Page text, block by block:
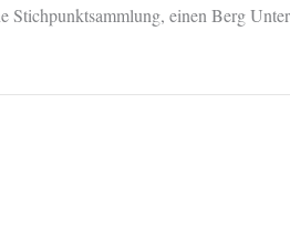
einen Berg